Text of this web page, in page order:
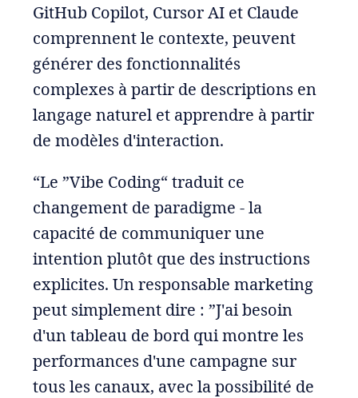
GitHub Copilot, Cursor AI et Claude
comprennent le contexte, peuvent
générer des fonctionnalités
complexes à partir de descriptions en
langage naturel et apprendre à partir
de modèles d'interaction.
“Le ”Vibe Coding“ traduit ce
changement de paradigme - la
capacité de communiquer une
intention plutôt que des instructions
explicites. Un responsable marketing
peut simplement dire : ”J'ai besoin
d'un tableau de bord qui montre les
performances d'une campagne sur
tous les canaux, avec la possibilité de